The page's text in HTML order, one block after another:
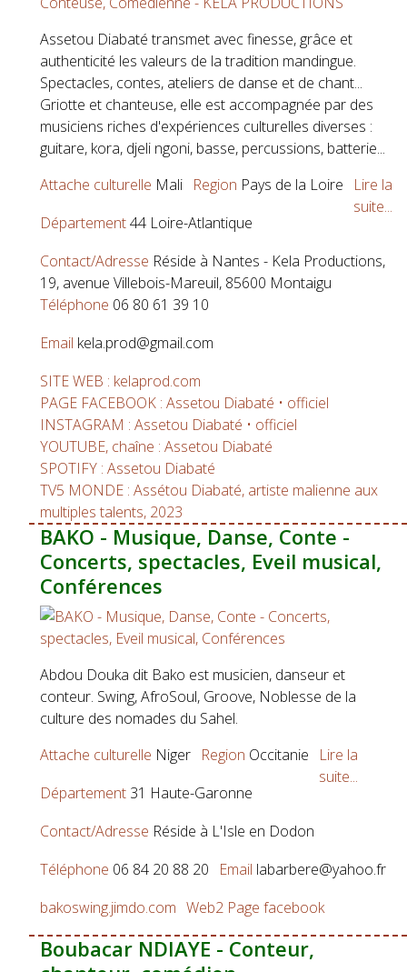
Assetou Diabaté transmet avec finesse, grâce et
authenticité les valeurs de la tradition mandingue.
Spectacles, contes, ateliers de danse et de chant...
Griotte et chanteuse, elle est accompagnée par des
musiciens riches d'expériences culturelles diverses :
guitare, kora, djeli ngoni, basse, percussions, batterie...
Attache culturelle Mali Region Pays de la Loire
Département44 Loire-Atlantique
Contact/Adresse Réside à Nantes - Kela Productions,
19, avenue Villebois-Mareuil, 85600 Montaigu
Téléphone 06 80 61 39 10
Email kela.prod@gmail.com
SITE WEB : kelaprod.com
PAGE FACEBOOK : Assetou Diabaté • officiel
INSTAGRAM : Assetou Diabaté • officiel
YOUTUBE, chaîne : Assetou Diabaté
SPOTIFY : Assetou Diabaté
TV5 MONDE : Assétou Diabaté, artiste malienne aux
multiples talents, 2023
Lire la
suite...
BAKO - Musique, Danse, Conte -
Concerts, spectacles, Eveil musical,
Conférences
Abdou Douka dit Bako est musicien, danseur et
conteur. Swing, AfroSoul, Groove, Noblesse de la
culture des nomades du Sahel.
Attache culturelle Niger Region Occitanie
Département 31 Haute-Garonne
Contact/Adresse Réside à L'Isle en Dodon
Téléphone 06 84 20 88 20 Email labarbere@yahoo.fr
bakoswing.jimdo.com Web2 Page facebook
Lire la
suite...
Boubacar NDIAYE - Conteur,